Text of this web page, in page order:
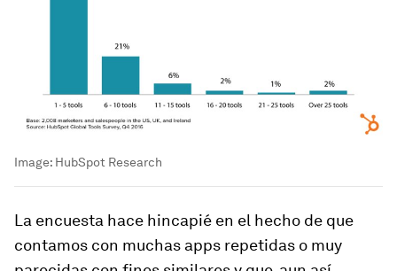
Image: HubSpot Research
La encuesta hace hincapié en el hecho de que
contamos con muchas apps repetidas o muy